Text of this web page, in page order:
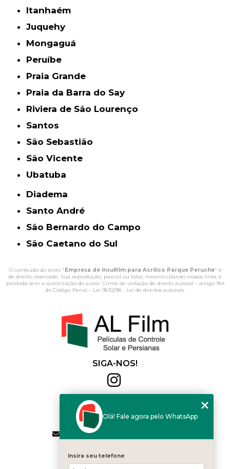
Itanhaém
Juquehy
Mongaguá
Peruíbe
Praia Grande
Praia da Barra do Say
Riviera de São Lourenço
Santos
São Sebastião
São Vicente
Ubatuba
Diadema
Santo André
São Bernardo do Campo
São Caetano do Sul
O conteúdo do texto " Empresa de Insulfilm para Acrílico Parque Peruche" é
de direito reservado. Sua reprodução, parcial ou total, mesmo citando nossos links, é
proibida sem a autorização do autor. Crime de violação de direito autoral – artigo 184
do Código Penal – Lei 9610/98 - Lei de direitos autorais.
SIGA-NOS!
(11) 2564-4684
(11) 94168-2041
contato.vendas@alfilm.com.br
MENU
HOME
Olá! Fale agora pelo WhatsApp
Insira seu telefone